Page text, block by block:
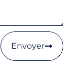
Envoyer